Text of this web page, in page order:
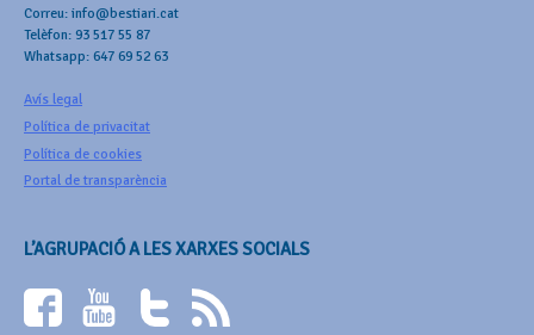
Correu: info@bestiari.cat
Telèfon: 93 517 55 87
Whatsapp: 647 69 52 63
Avís legal
Política de privacitat
Política de cookies
Portal de transparència
L’AGRUPACIÓ A LES XARXES SOCIALS